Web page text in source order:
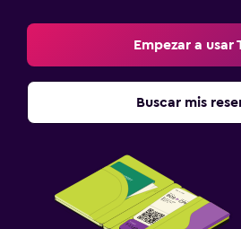
Lavandería
Lavandería
Plancha para pantalones
Plancha y tabla de planchar
Empezar a usar
Buscar mis